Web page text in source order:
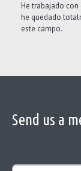
He trabajado
he quedado
este campo.
Send us a